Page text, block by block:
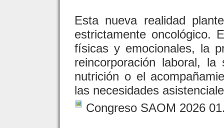
Esta nueva realidad
estrictamente oncológico.
físicas y emocionales, la
reincorporación laboral,
nutrición o el
las necesidades
Congreso SAOM 2026